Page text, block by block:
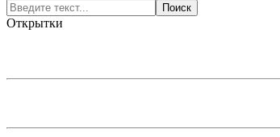
Поиск
Открытки